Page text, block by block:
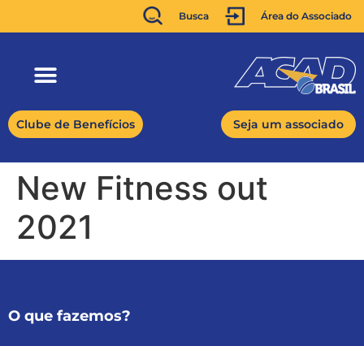
Busca Área do Associado
Clube de Benefícios Seja um associado
New Fitness out
2021
O que fazemos?